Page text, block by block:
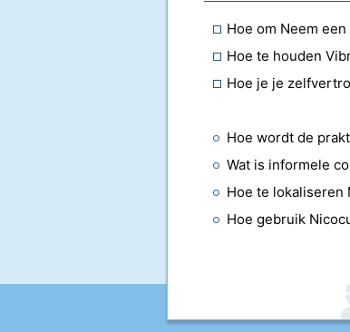
Hoe om Neem
Hoe te houden
Hoe je je
Hoe wordt de
Wat is informele
Hoe te lokaliseren
Hoe gebruik